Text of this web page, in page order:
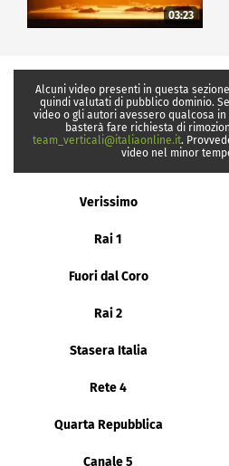
03:23
Alcuni video presenti in questa
quindi valutati di pubblico dominio.
video o gli autori avessero qualcosa
basterà fare richiesta di
team_verticali@italiaonline.it.
video nel minor
Verissimo
Rai 1
Fuori dal Coro
Rai 2
Stasera Italia
Rete 4
Quarta Repubblica
Canale 5